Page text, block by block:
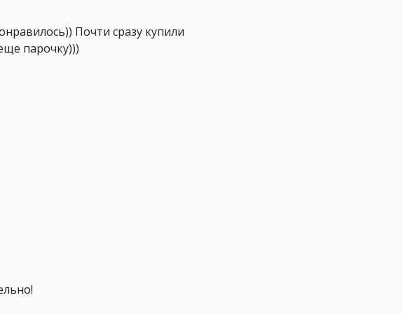
Почти сразу купили
парочку)))